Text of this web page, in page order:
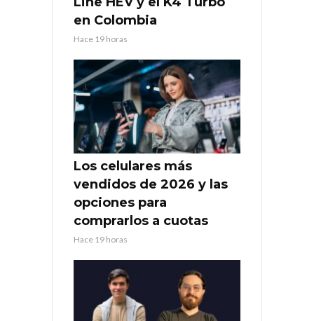
en Colombia
Hace 19 horas
Los celulares más
vendidos de 2026 y las
opciones para
comprarlos a cuotas
Hace 19 horas